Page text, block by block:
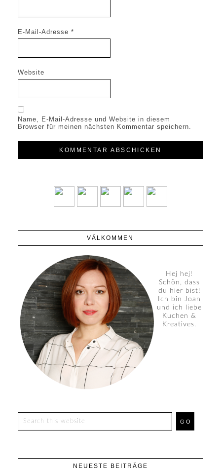
E-Mail-Adresse *
Website
Name, E-Mail-Adresse und Website in diesem
Browser für meinen nächsten Kommentar speichern.
VÄLKOMMEN
Hej hej!
Schön, dass
du hier bist!
Ich bin Joan
und ich liebe
Kuchen &
Kreatives.
NEUESTE BEITRÄGE